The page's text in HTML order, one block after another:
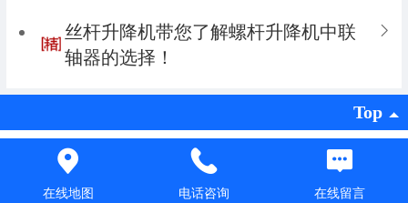
丝杆升降机带您了解螺杆升降机中联
轴器的选择！
Top
Copyright ©
天津市华星减速机有限公司 版权所有
技术支持：津坤科技
在线地图 电话咨询 在线留言